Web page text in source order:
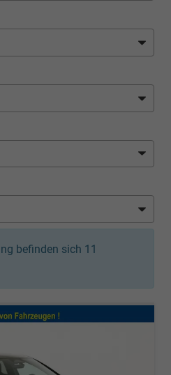
befinden sich 11